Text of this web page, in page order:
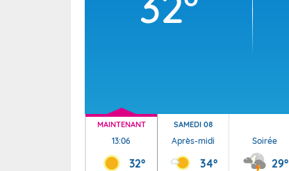
MAINTENANT
13:06
32°
SAMEDI 08
Après-midi
34°
Soirée
29°